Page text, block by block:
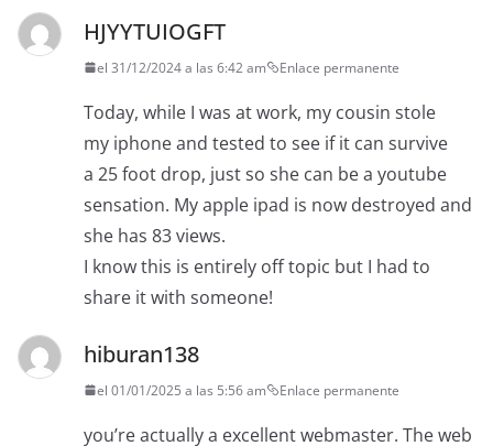
HJYYTUIOGFT
el 31/12/2024 a las 6:42 am Enlace permanente
Today, while I was at work, my cousin stole
my iphone and tested to see if it can survive
a 25 foot drop, just so she can be a youtube
sensation. My apple ipad is now destroyed and
she has 83 views.
I know this is entirely off topic but I had to
share it with someone!
hiburan138
el 01/01/2025 a las 5:56 am Enlace permanente
you’re actually a excellent webmaster. The web